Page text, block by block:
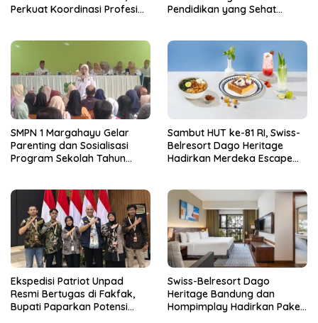
Perkuat Koordinasi Profesi
Pendidikan yang Sehat
SMPN 1 Margahayu Gelar
Parenting dan Sosialisasi
Program Sekolah Tahun
Sambut HUT ke-81 RI, Swiss-
Belresort Dago Heritage
Hadirkan Merdeka Escape
Ekspedisi Patriot Unpad
Resmi Bertugas di Fakfak,
Bupati Paparkan Potensi
Swiss-Belresort Dago
Heritage Bandung dan
Hompimplay Hadirkan Paket